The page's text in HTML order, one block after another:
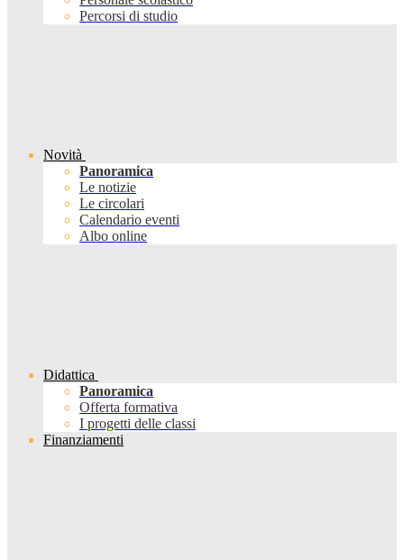
Percorsi di studio
Novità
Panoramica
Le notizie
Le circolari
Calendario eventi
Albo online
Didattica
Panoramica
Offerta formativa
I progetti delle classi
Finanziamenti